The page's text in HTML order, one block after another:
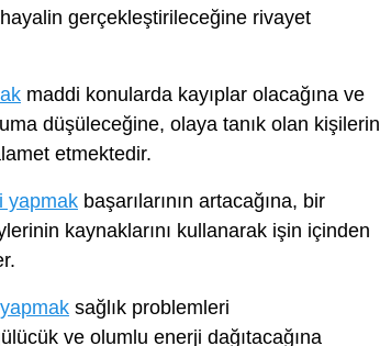
gerçekleştirileceğine rivayet
maddi konularda kayıplar olacağına ve
düşüleceğine, olaya tanık olan kişilerin
etmektedir.
yapmak başarılarının artacağına, bir
kaynaklarını kullanarak işin içinden
sağlık problemleri
ve olumlu enerji dağıtacağına